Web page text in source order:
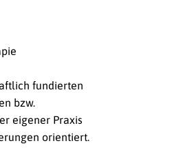
fundierten
bzw.
eigener Praxis
orientiert.